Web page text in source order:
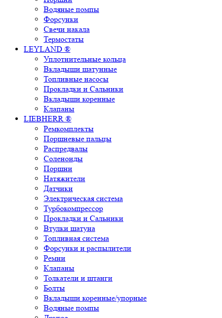
Водяные помпы
Форсунки
Свечи накала
Термостаты
LEYLAND ®
Уплотнительные кольца
Вкладыши шатунные
Топливные насосы
Прокладки и Сальники
Вкладыши коренные
Клапаны
LIEBHERR ®
Ремкомплекты
Поршневые пальцы
Распредвалы
Соленоиды
Поршни
Натяжители
Датчики
Электрическая система
Турбокомпрессор
Прокладки и Сальники
Втулки шатуна
Топливная система
Форсунки и распылители
Ремни
Клапаны
Толкатели и штанги
Болты
Вкладыши коренные/упорные
Водяные помпы